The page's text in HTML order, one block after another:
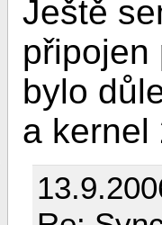
Ještě
připojen
bylo
a